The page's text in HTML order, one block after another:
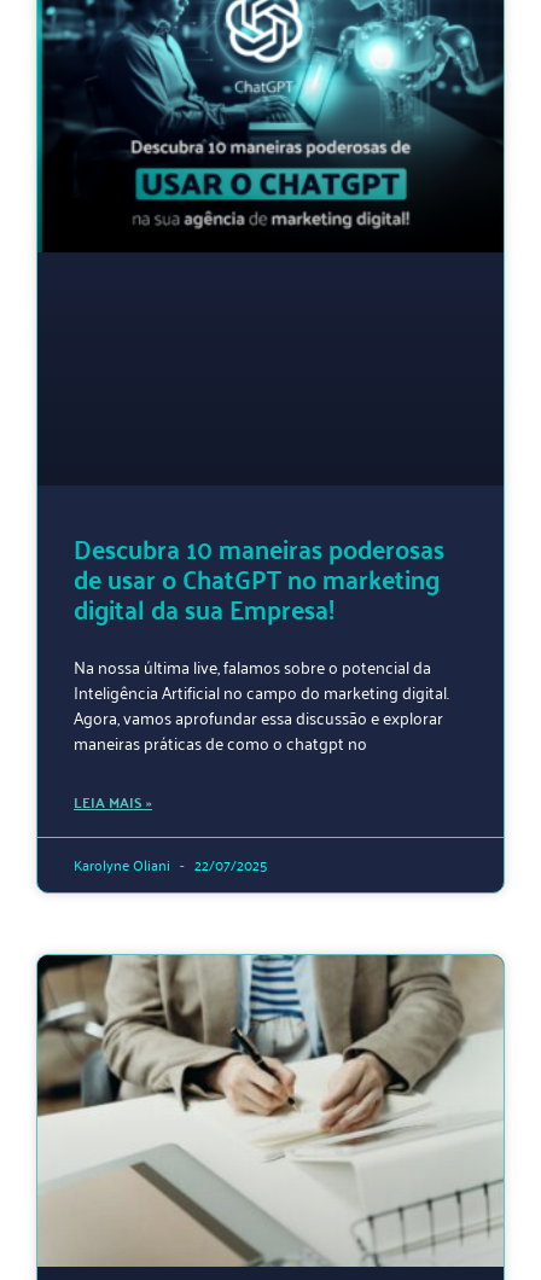
Descubra 10 maneiras poderosas
de usar o ChatGPT no marketing
digital da sua Empresa!
Na nossa última live, falamos sobre o potencial da
Inteligência Artificial no campo do marketing digital.
Agora, vamos aprofundar essa discussão e explorar
maneiras práticas de como o chatgpt no
LEIA MAIS »
Karolyne Oliani 22/07/2025